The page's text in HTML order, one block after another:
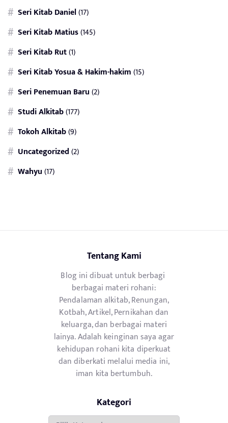
Seri Kitab Daniel(17)
Seri Kitab Matius(145)
Seri Kitab Rut(1)
Seri Kitab Yosua & Hakim-hakim(15)
Seri Penemuan Baru(2)
Studi Alkitab(177)
Tokoh Alkitab(9)
Uncategorized(2)
Wahyu(17)
Tentang Kami
Blog ini dibuat untuk berbagi
berbagai materi rohani:
Pendalaman alkitab, Renungan,
Kotbah, Artikel, Pernikahan dan
keluarga, dan berbagai materi
lainya. Adalah keinginan saya agar
kehidupan rohani kita diperkuat
dan diberkati melalui media ini,
iman kita bertumbuh.
Kategori
Kategori